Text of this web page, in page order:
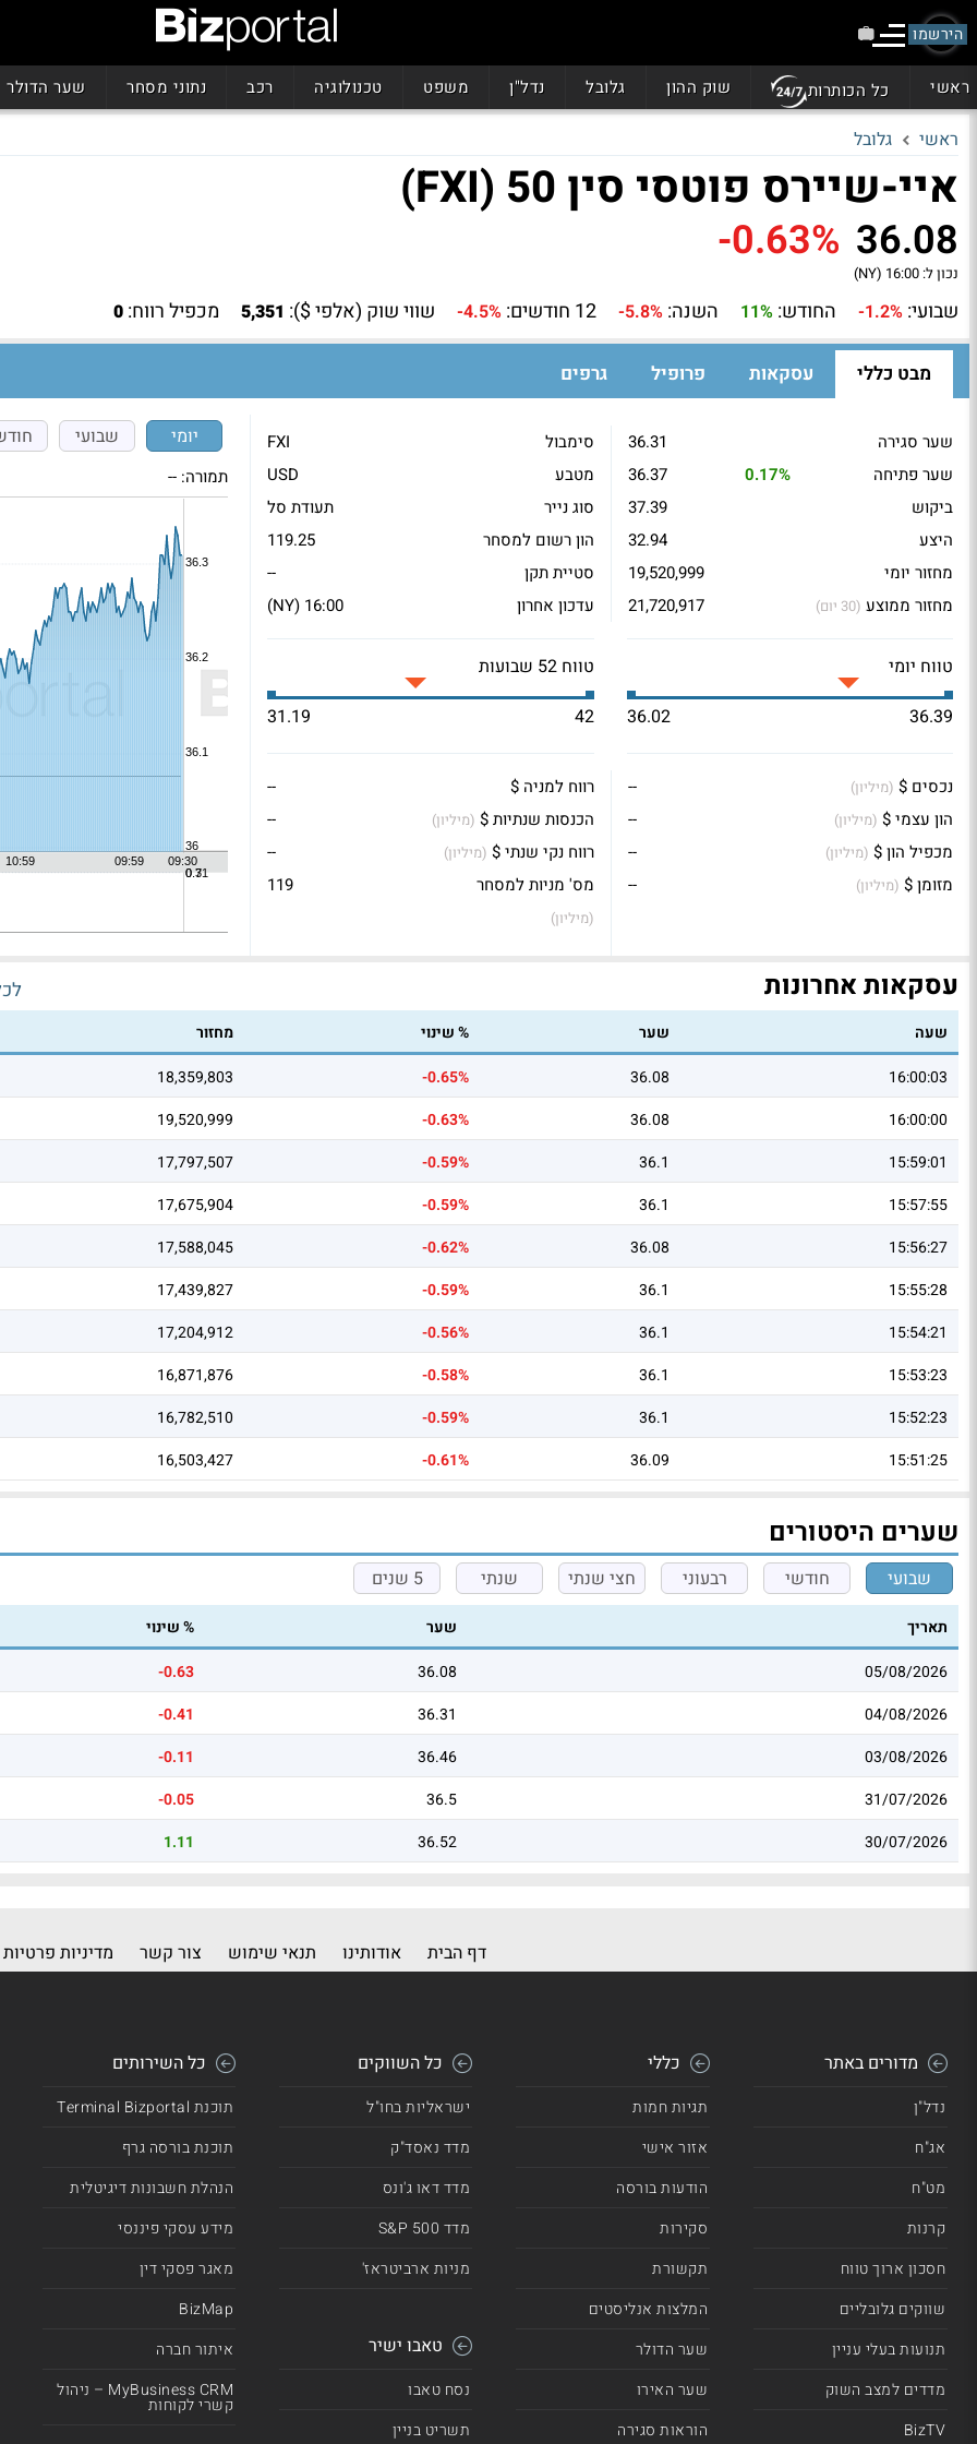
הירשמו
ראשי כל הכותרות שוק ההון גלובל נדל"ן משפט טכנולוגיה רכב נתוני מסחר שער הדולר
ראשי גלובל
איי-שיירס פוטסי סין 50 (FXI)
36.08
-0.63%
נכון ל: 16:00 (NY)
שבועי: -1.2% החודש: 11% השנה: -5.8% 12 חודשים: -4.5% שווי שוק (אלפי $): 5,351 מכפיל רווח: 0
מבט כללי עסקאות פרופיל גרפים
שער סגירה
36.31
שער פתיחה
0.17%
36.37
ביקוש
37.39
היצע
32.94
מחזור יומי
19,520,999
מחזור ממוצע (30 יום) 21,720,917
סימבול
FXI
מטבע
USD
סוג נייר
תעודת סל
הון רשום למסחר
119.25
סטיית תקן
--
עדכון אחרון
16:00 (NY)
טווח יומי
36.39
36.02
טווח 52 שבועות
42
31.19
נכסים $ (מיליון)
--
הון עצמי $ (מיליון)
--
מכפיל הון $ (מיליון)
--
מזומן $ (מיליון) --
רווח למניה $
--
הכנסות שנתיות $ (מיליון)
--
רווח נקי שנתי $ (מיליון)
--
מס' מניות למסחר
(מיליון)
119
יומי שבועי
תמורה: --
עסקאות אחרונות
שעה שער % שינוי
מחזור
16:00:03
36.08
-0.65%
18,359,803
16:00:00
36.08
-0.63%
19,520,999
15:59:01
36.1
-0.59%
17,797,507
15:57:55
36.1
-0.59%
17,675,904
15:56:27
36.08
-0.62%
17,588,045
15:55:28
36.1
-0.59%
17,439,827
15:54:21
36.1
-0.56%
17,204,912
15:53:23
36.1
-0.58%
16,871,876
15:52:23
36.1
-0.59%
16,782,510
15:51:25
36.09
-0.61%
16,503,427
שערים היסטורים
שבועי חודשי רבעוני חצי שנתי שנתי 5 שנים
תאריך שער
% שינוי
05/08/2026
36.08
-0.63
04/08/2026
36.31
-0.41
03/08/2026
36.46
-0.11
31/07/2026
36.5
-0.05
30/07/2026
36.52
1.11
דף הבית אודותינו תנאי שימוש צור קשר מדיניות פרטיות
מדורים באתר
נדל"ן
אג"ח
מט"ח
קרנות
חסכון ארוך טווח
שווקים גלובליים
תנועות בעלי עניין
מדדים למצב השוק
BizTV
כללי
תגיות חמות
אזור אישי
הודעות בורסה
סקירות
תקשורת
המלצות אנליסטים
שער הדולר
שער האירו
הוראות סגירה
כל השווקים
ישראליות בחו"ל
מדד נאסד"ק
מדד דאו ג'ונס
מדד 500 S&P
מניות ארביטראז'
טאבו ישיר
נסח טאבו
תשריט בניין
כל השירותים
תוכנת Terminal Bizportal
תוכנת בורסה גרף
הנהלת חשבונות דיגיטלית
מידע עסקי פיננסי
מאגר פסקי דין
BizMap
איתור חברה
MyBusiness CRM – ניהול
קשרי לקוחות